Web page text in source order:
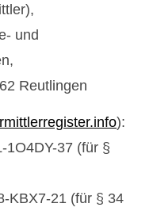
und
Reutlingen
):
1O4DY-37 (für §
KBX7-21 (für § 34